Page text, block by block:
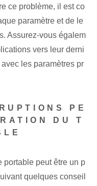
ce problème, il est co
paramètre et de le
Assurez-vous égalem
vers leur derni
les paramètres pr
PE
DU T
portable peut être un p
quelques conseil